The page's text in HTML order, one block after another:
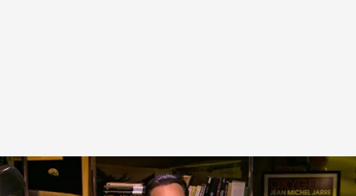
El cierre de Iker: sobre los Estados Unidos